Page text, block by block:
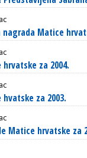
nagrada Matice
za 2004.
za 2003.
Matice hrvatske za